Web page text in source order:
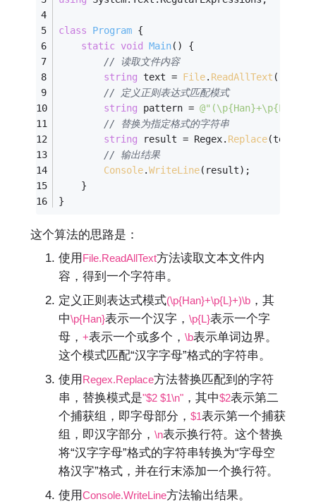
class Program {
static void Main( )
{
// 读取文件内容
string text = File. ReadAllText (
// 定义正则表达式匹配模式
string pattern = @
// 替换为指定格式的字符串
string result = Regex. Replace(text,
// 输出结果
Console.WriteLine(result);
    }
}
这个算法的思路是：
使用 File.ReadAllText方法读取文本文件内
容，得到一个字符串。
定义正则表达式模式(\p{Han}+\p{L}+)\b ，其
中\p{Han}表示一个汉字，\p{L}表示一个字
母，+表示一个或多个，\b表示单词边界。
这个模式匹配“汉字字母”格式的字符串。
使用 Regex.Replace方法替换匹配到的字符
串，替换模式是"$2 $1\n" ，其中$2表示第二
个捕获组，即字母部分，$1表示第一个捕获
组，即汉字部分，\n表示换行符。这个替换
将“汉字字母”格式的字符串转换为“字母空
格汉字”格式，并在行末添加一个换行符。
使用Console.WriteLine方法输出结果。